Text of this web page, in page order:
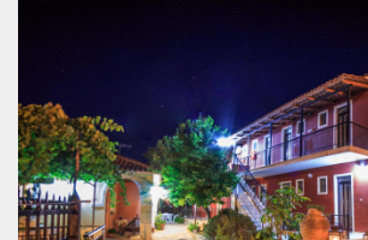
Αγγελίες
Βιβλία
Ειδήσεις